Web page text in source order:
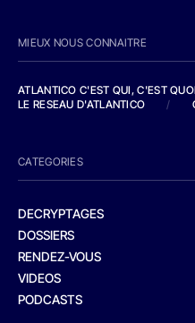
MIEUX NOUS CONNAITRE
ATLANTICO C'EST QUI, C'EST
LE RESEAU D'ATLANTICO
/
CATEGORIES
DECRYPTAGES
DOSSIERS
RENDEZ-VOUS
VIDEOS
PODCASTS